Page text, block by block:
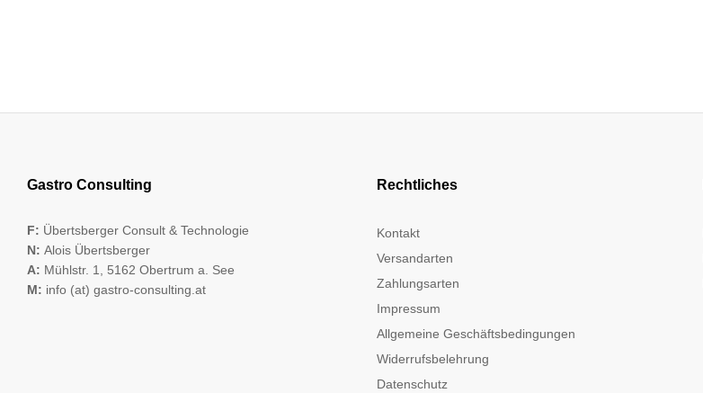
Gastro Consulting
F: Übertsberger Consult & Technologie
N: Alois Übertsberger
A: Mühlstr. 1, 5162 Obertrum a. See
M: info (at) gastro-consulting.at
Rechtliches
Kontakt
Versandarten
Zahlungsarten
Impressum
Allgemeine Geschäftsbedingungen
Widerrufsbelehrung
Datenschutz